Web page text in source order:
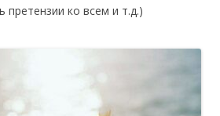
ко всем и т.д.)